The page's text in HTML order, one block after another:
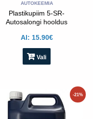
AUTOKEEMIA
Plastikupiim 5-SR-
Autosalongi hooldus
Al: 15.90€
Vali
-21%
Sellel
tootel
on